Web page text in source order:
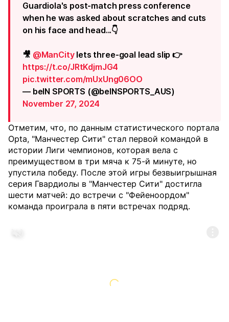
Guardiola's post-match press conference
when he was asked about scratches and cuts
on his face and head...👇
🎥 @ManCitylets three-goal lead slip 👉
https://t.co/JRtKdjmJG4
pic.twitter.com/mUxUng06OO
— beIN SPORTS (@beINSPORTS_AUS)
November 27, 2024
Отметим, что, по данным статистического портала
Opta, "Манчестер Сити" стал первой командой в
истории Лиги чемпионов, которая вела с
преимуществом в три мяча к 75-й минуте, но
упустила победу. После этой игры безвыигрышная
серия Гвардиолы в "Манчестер Сити" достигла
шести матчей: до встречи с "Фейеноордом"
команда проиграла в пяти встречах подряд.